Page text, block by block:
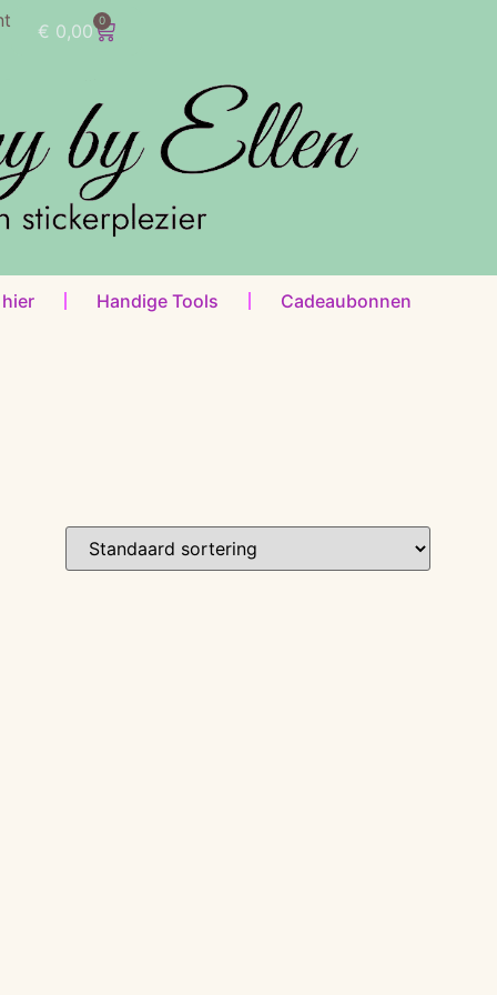
€ 0,00 0
Handige Tools Cadeaubonnen